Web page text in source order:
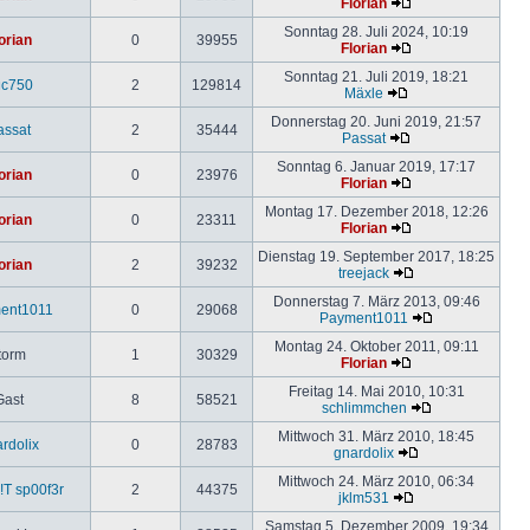
0 39955
Sonntag 28. Juli 2024, 10:19
Florian
2 129814
Sonntag 21. Juli 2019, 18:21
Mäxle
2 35444
Donnerstag 20. Juni 2019, 21:57
Passat
0 23976
Sonntag 6. Januar 2019, 17:17
Florian
0 23311
Montag 17. Dezember 2018, 12:26
Florian
2 39232
Dienstag 19. September 2017, 18:25
treejack
0 29068
Donnerstag 7. März 2013, 09:46
Payment1011
1 30329
Montag 24. Oktober 2011, 09:11
Florian
8 58521
Freitag 14. Mai 2010, 10:31
schlimmchen
0 28783
Mittwoch 31. März 2010, 18:45
gnardolix
sp00f3r 2 44375
Mittwoch 24. März 2010, 06:34
jklm531
Samstag 5. Dezember 2009, 19:34